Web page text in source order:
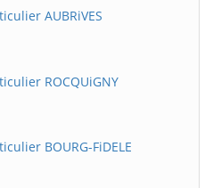
AUBRiVES
ROCQUiGNY
BOURG-FiDELE